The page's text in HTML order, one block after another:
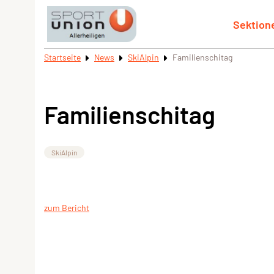
Startseite News SkiAlpin Familienschitag
Familienschitag
SkiAlpin
zum Bericht